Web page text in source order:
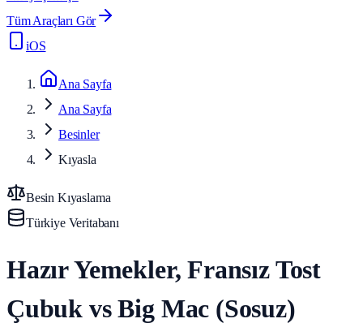
Tüm Araçları Gör
iOS
Ana Sayfa
Ana Sayfa
Besinler
Kıyasla
Besin Kıyaslama
Türkiye Veritabanı
Hazır Yemekler, Fransız Tost
Çubuk vs Big Mac (Sosuz)